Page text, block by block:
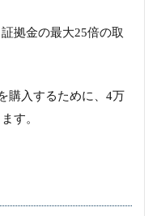
拠金の最大25倍の取
購入するために、4万
す。